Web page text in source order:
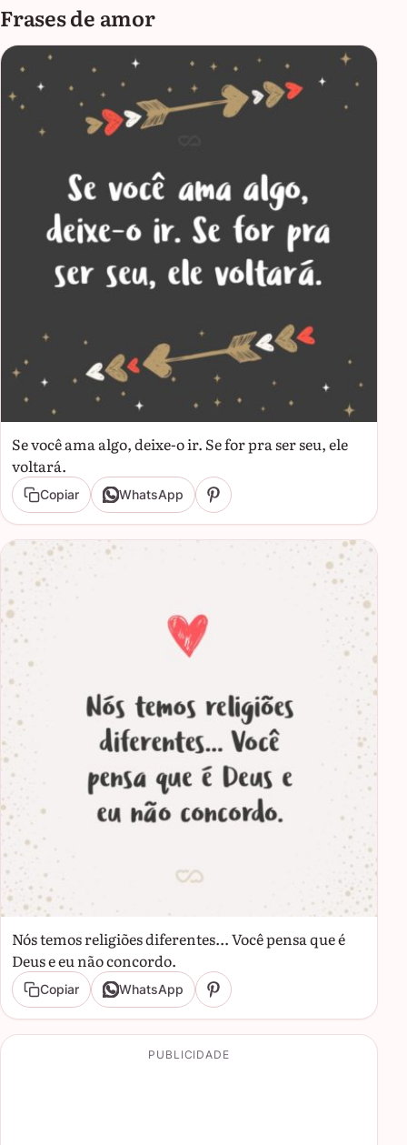
Frases de amor
Se você ama algo, deixe-o ir. Se for pra ser seu, ele
voltará.
Copiar WhatsApp
Nós temos religiões diferentes... Você pensa que é
Deus e eu não concordo.
Copiar WhatsApp
PUBLICIDADE